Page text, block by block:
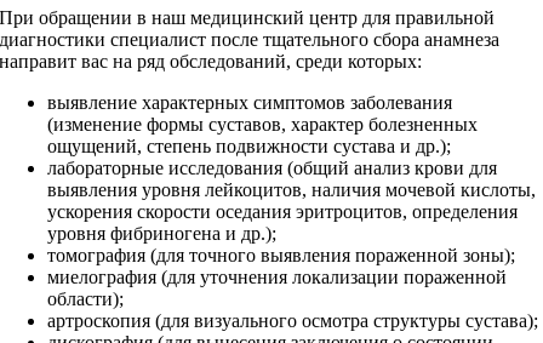
При обращении в наш медицинский центр для правильной
диагностики специалист после тщательного сбора анамнеза
направит вас на ряд обследований, среди которых:
выявление характерных симптомов заболевания
(изменение формы суставов, характер болезненных
ощущений, степень подвижности сустава и др.);
лабораторные исследования (общий анализ крови для
выявления уровня лейкоцитов, наличия мочевой кислоты,
ускорения скорости оседания эритроцитов, определения
уровня фибриногена и др.);
томография (для точного выявления пораженной зоны);
миелография (для уточнения локализации пораженной
области);
артроскопия (для визуального осмотра структуры сустава);